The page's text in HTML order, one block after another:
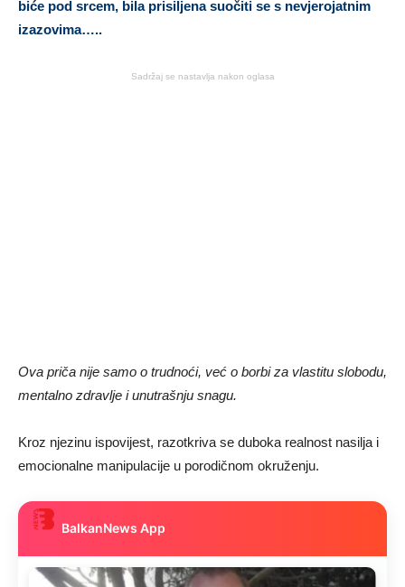
biće pod srcem, bila prisiljena suočiti se s nevjerojatnim
izazovima…..
Sadržaj se nastavlja nakon oglasa
Ova priča nije samo o trudnoći, već o borbi za vlastitu slobodu,
mentalno zdravlje i unutrašnju snagu.
Kroz njezinu ispovijest, razotkriva se duboka realnost nasilja i
emocionalne manipulacije u porodičnom okruženju.
BalkanNews App